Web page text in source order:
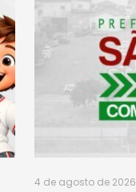
4 de agosto de 2026